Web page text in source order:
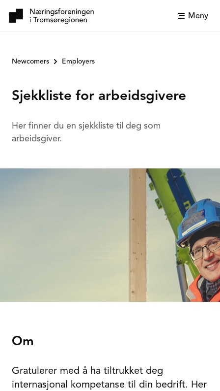
Meny
Newcomers Employers
Sjekkliste for arbeidsgivere
Her finner du en sjekkliste til deg som
arbeidsgiver.
Om
Gratulerer med å ha tiltrukket deg
internasjonal kompetanse til din bedrift. Her